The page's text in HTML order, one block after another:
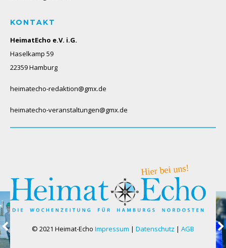
KONTAKT
HeimatEcho e.V. i.G.
Haselkamp 59
22359 Hamburg
heimatecho-redaktion@gmx.de
heimatecho-veranstaltungen@gmx.de
© 2021 Heimat-Echo Impressum | Datenschutz | AGB